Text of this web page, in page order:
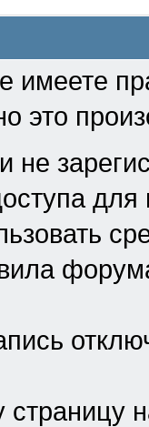
это
не